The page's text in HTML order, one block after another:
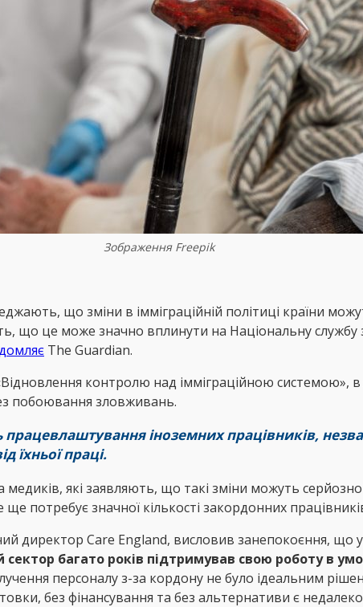
Зображення Freepik
що зміни в імміграційній політиці країни
що це може значно вплинути на Національну
The Guardian.
контролю над імміграційною системою»,
побоювання зловживань.
працевлаштування іноземних працівників,
їхньої праці.
які заявляють, що такі зміни можуть
потребує значної кількості закордонних
директор Care England, висловив занепокоєння, що
багато років підтримував свою роботу в
персоналу з-за кордону не було ідеальним
без фінансування та без альтернативи є